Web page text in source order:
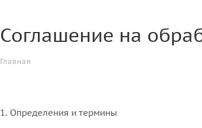
Соглашение на
Главная
1. Определения и термины